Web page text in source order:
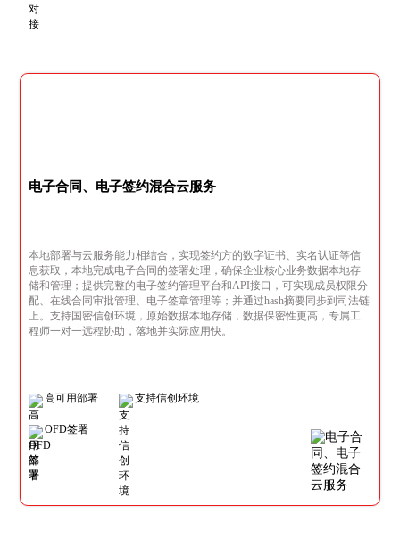
电子合同、电子签约混合云服务
本地部署与云服务能力相结合，实现签约方的数字证书、实名认证等信
息获取，本地完成电子合同的签署处理，确保企业核心业务数据本地存
储和管理；提供完整的电子签约管理平台和API接口，可实现成员权限分
配、在线合同审批管理、电子签章管理等；并通过hash摘要同步到司法链
上。支持国密信创环境，原始数据本地存储，数据保密性更高，专属工
程师一对一远程协助，落地并实际应用快。
高可用部署 支持信创环境
OFD签署